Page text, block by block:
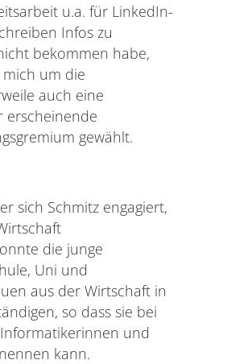
u.a. für LinkedIn-
Infos zu
bekommen habe,
um die
auch eine
erscheinende
gewählt.
sich Schmitz engagiert,
die junge
Uni und
aus der Wirtschaft in
so dass sie bei
und
kann.